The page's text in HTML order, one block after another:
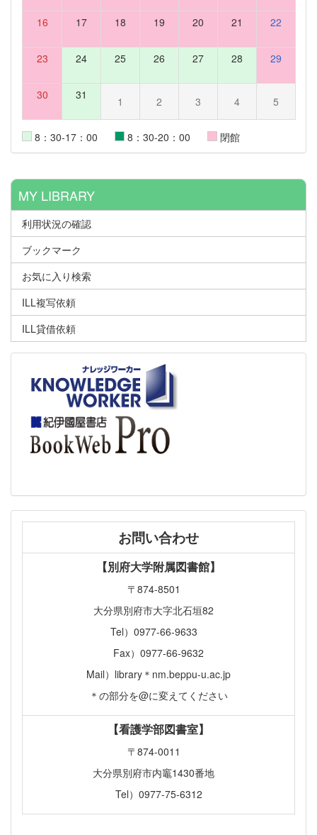
16 17 18 19 20 21 22
23 24 25 26 27 28 29
30 31 1 2 3 4 5
8：30-17：00 8：30-20：00 閉館
MY LIBRARY
利用状況の確認
ブックマーク
お気に入り検索
ILL複写依頼
ILL貸借依頼
お問い合わせ
【別府大学附属図書館】
〒874-8501
大分県別府市大字北石垣82
Tel）0977-66-9633
Fax）0977-66-9632
Mail）library＊nm.beppu-u.ac.jp
＊の部分を@に変えてください
【看護学部図書室】
〒874-0011
大分県別府市内竈1430番地
Tel）0977-75-6312